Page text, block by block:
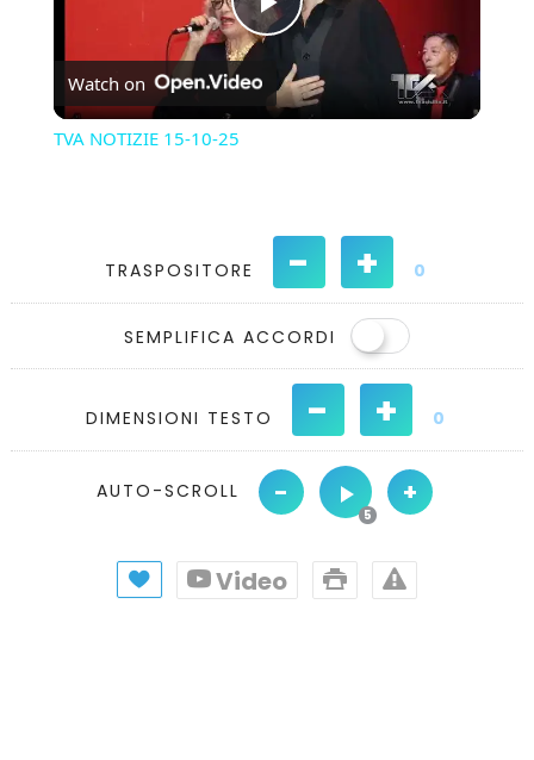
Play
Video
Watch on
TVA NOTIZIE 15-10-25
TRASPOSITORE - + 0
SEMPLIFICA ACCORDI
DIMENSIONI TESTO - + 0
AUTO-SCROLL - +
Video